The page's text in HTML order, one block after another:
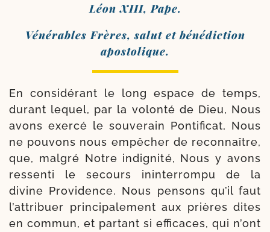
Léon XIII, Pape.
Vénérables Frères, salut et béné­dic­tion
apostolique.
En consi­dé­rant le long espace de temps,
durant lequel, par la volon­té de Dieu, Nous
avons exer­cé le sou­ve­rain Pontificat, Nous
ne pou­vons nous empê­cher de recon­naître,
que, mal­gré Notre indi­gni­té, Nous y avons
res­sen­ti le secours inin­ter­rom­pu de la
divine Providence. Nous pen­sons qu’il faut
l’attribuer prin­ci­pa­le­ment aux prières dites
en com­mun, et par­tant si effi­caces, qui n’ont